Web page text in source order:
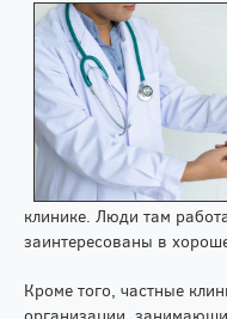
клинике. Люди там
заинтересованы в
Кроме того, частные